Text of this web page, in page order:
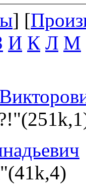
] [
И К Л М